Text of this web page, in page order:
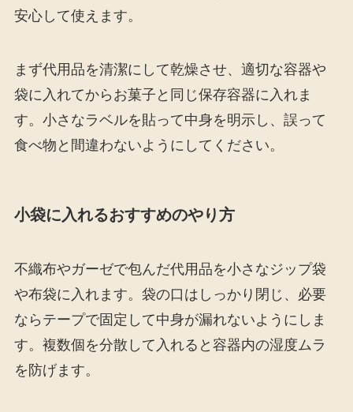
安心して使えます。
まず代用品を清潔にして乾燥させ、適切な容器や
袋に入れてからお菓子と同じ保存容器に入れま
す。小さなラベルを貼って中身を明示し、誤って
食べ物と間違わないようにしてください。
小袋に入れるおすすめのやり方
不織布やガーゼで包んだ代用品を小さなジップ袋
や布袋に入れます。袋の口はしっかり閉じ、必要
ならテープで固定して中身が漏れないようにしま
す。複数個を分散して入れると容器内の湿度ムラ
を防げます。